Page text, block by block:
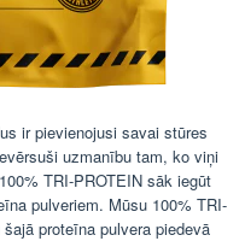
ir pievienojusi savai stūres
uzmanību tam, ko viņi
TRI-PROTEIN sāk iegūt
pulveriem. Mūsu 100% TRI-
proteīna pulvera piedevā